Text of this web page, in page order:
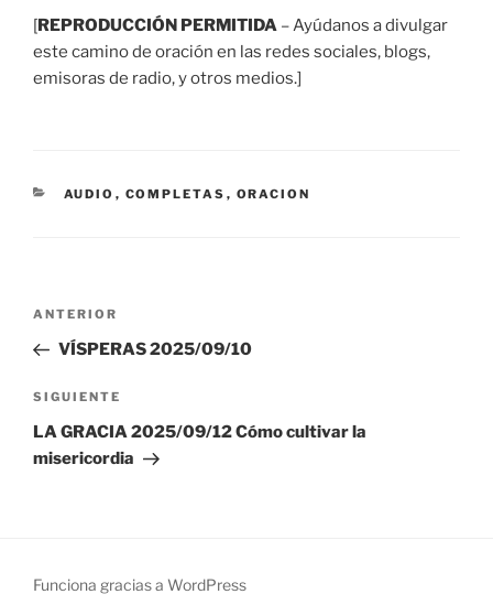
[ REPRODUCCIÓN PERMITIDA – Ayúdanos a divulgar
este camino de oración en las redes sociales, blogs,
emisoras de radio, y otros medios.]
CATEGORÍAS
AUDIO , COMPLETAS , ORACION
Navegación
entradas
Entrada
anterior:
ANTERIOR
VÍSPERAS 2025/09/10
Siguiente
entrada
SIGUIENTE
LA GRACIA 2025/09/12 Cómo cultivar la
misericordia
Funciona gracias a WordPress